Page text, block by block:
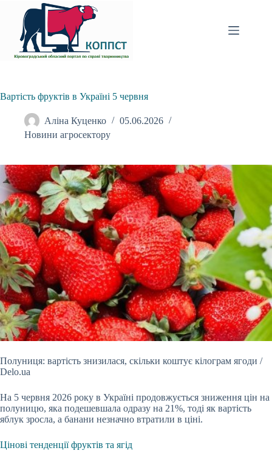
вмісту
Вартість фруктів в Україні 5 червня
Аліна Куценко
05.06.2026
Новини агросектору
Полуниця: вартість знизилася, скільки коштує кілограм ягоди /
Delo.ua
На 5 червня 2026 року в Україні продовжується зниження цін на
полуницю, яка подешевшала одразу на 21%, тоді як вартість
яблук зросла, а банани незначно втратили в ціні.
Цінові тенденції фруктів та ягід